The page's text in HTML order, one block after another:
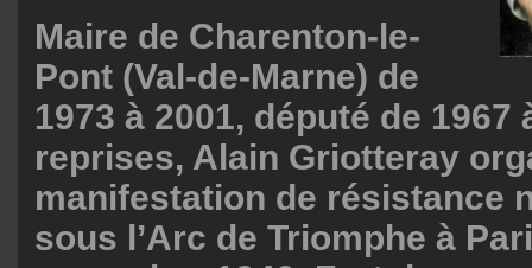
Maire de Charenton-le-
Pont (Val-de-Marne) de
1973 à 2001, député de 1967
reprises, Alain Griotteray
manifestation de résistance
sous l’Arc de Triomphe à